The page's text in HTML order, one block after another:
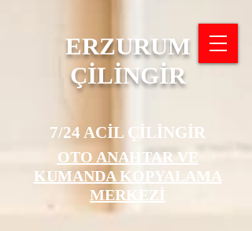
ERZURUM
ÇİLİNGİR
7/24 ACİL ÇİLİNGİR
OTO ANAHTAR VE
KUMANDA KOPYALAMA
MERKEZİ